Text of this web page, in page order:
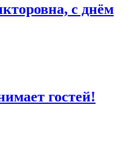
с днём
гостей!